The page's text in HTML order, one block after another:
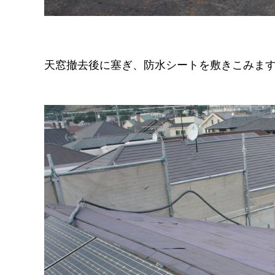
天窓撤去後に塞ぎ、防水シートを敷きこみま